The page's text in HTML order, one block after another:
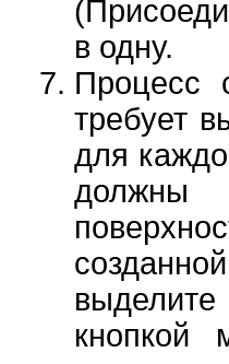
в одну.
Процесс
требует
для
должны
кнопкой